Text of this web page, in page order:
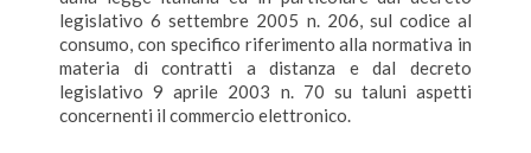
legislativo 6 settembre 2005 n. 206, sul codice al
consumo, con specifico riferimento alla normativa in
materia di contratti a distanza e dal decreto
legislativo 9 aprile 2003 n. 70 su taluni aspetti
concernenti il commercio elettronico.